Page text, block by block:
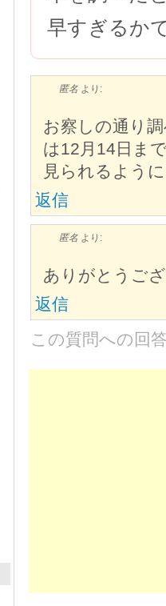
早すぎるか
匿名 より:
お察しの通り
は12月14日ま
見られるよう
返信
匿名 より:
ありがとうご
返信
この質問への回